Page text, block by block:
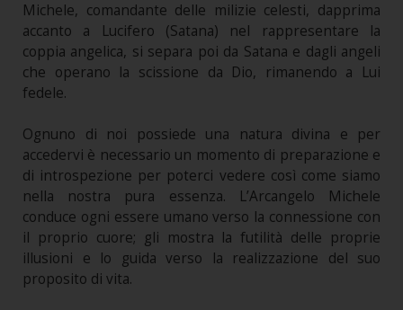
Michele, comandante delle milizie celesti, dapprima
accanto a Lucifero (Satana) nel rappresentare la
coppia angelica, si separa poi da Satana e dagli angeli
che operano la scissione da Dio, rimanendo a Lui
fedele.
Ognuno di noi possiede una natura divina e per
accedervi è necessario un momento di preparazione e
di introspezione per poterci vedere così come siamo
nella nostra pura essenza. L’Arcangelo Michele
conduce ogni essere umano verso la connessione con
il proprio cuore; gli mostra la futilità delle proprie
illusioni e lo guida verso la realizzazione del suo
proposito di vita.